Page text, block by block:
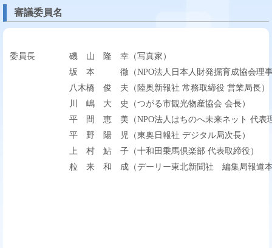
審議委員名
委員長
磯 山 隆 幸（写真家）
坂 本 徹（NPO法人日本人財発掘育成協会理
八木橋 俊 夫（陸奥新報社 常務取締役 営業局長）
川 嶋 大 史（つがる市観光物産協会 会長）
平 間 恵 美（NPO法人はちのへ未来ネット 代表
平 野 陽 児（東奥日報社 デジタル局次長）
上 村 鮎 子（十和田乗馬倶楽部 代表取締役）
粒 来 和 成（デーリー東北新聞社 編集局報道